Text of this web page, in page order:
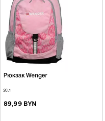
Рюкзак Wenger
20 л
89,99 BYN